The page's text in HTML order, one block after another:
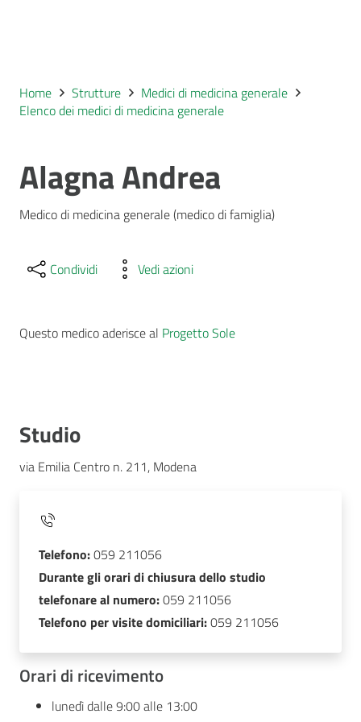
Home Strutture
Medici di medicina generale
Elenco dei medici di medicina generale
Alagna Andrea
Medico di medicina generale (medico di famiglia)
Condividi Vedi azioni
Questo medico aderisce al Progetto Sole
Studio
via Emilia Centro n. 211, Modena
Telefono:059 211056
Durante gli orari di chiusura dello studio
telefonare al numero:059 211056
Telefono per visite domiciliari:059 211056
Orari di ricevimento
lunedì dalle 9:00 alle 13:00